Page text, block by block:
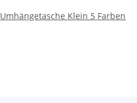
Klein 5 Farben